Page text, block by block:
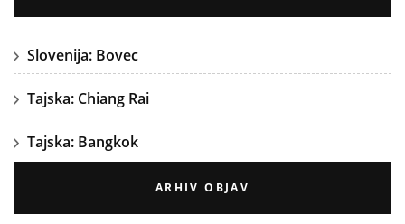
Slovenija: Bovec
Tajska: Chiang Rai
Tajska: Bangkok
ARHIV OBJAV